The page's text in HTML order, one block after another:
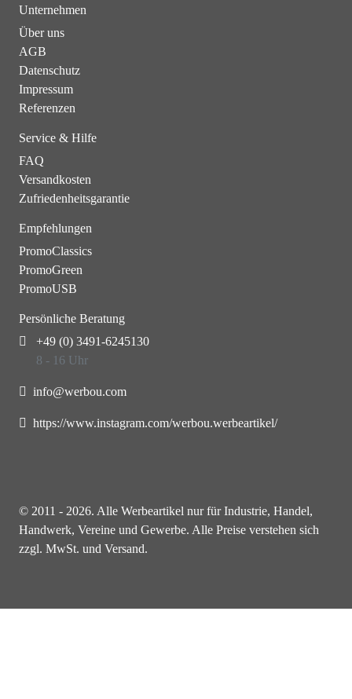
Unternehmen
Über uns
AGB
Datenschutz
Impressum
Referenzen
Service & Hilfe
FAQ
Versandkosten
Zufriedenheitsgarantie
Empfehlungen
PromoClassics
PromoGreen
PromoUSB
Persönliche Beratung
+49 (0) 3491-6245130
8 - 16 Uhr
info@werbou.com
https://www.instagram.com/werbou.werbeartikel/
© 2011 - 2026. Alle Werbeartikel nur für Industrie, Handel,
Handwerk, Vereine und Gewerbe. Alle Preise verstehen sich
zzgl. MwSt. und Versand.